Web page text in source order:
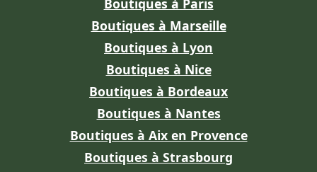
Boutiques à Marseille
Boutiques à Lyon
Boutiques à Nice
Boutiques à Bordeaux
Boutiques à Nantes
Boutiques à Aix en Provence
Boutiques à Strasbourg